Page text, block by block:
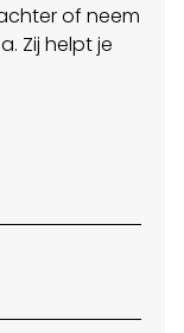
of neem
Zij helpt je